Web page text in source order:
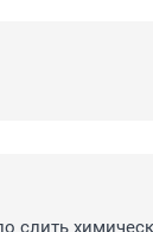
слить